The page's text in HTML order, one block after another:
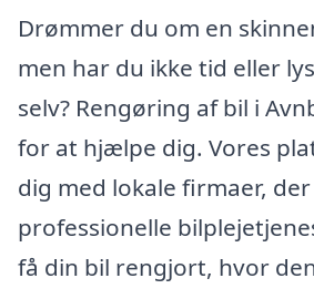
Drømmer du om en
men har du ikke tid eller
selv? Rengøring af bil i
for at hjælpe dig. Vores
dig med lokale firmaer,
professionelle
få din bil rengjort, hvor